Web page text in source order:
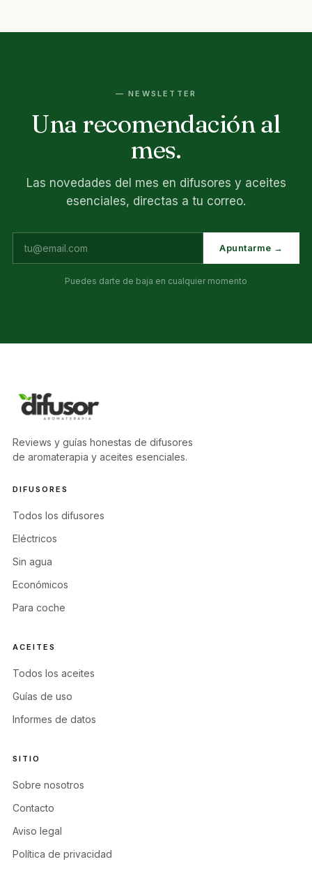
— NEWSLETTER
Una recomendación al
mes.
Las novedades del mes en difusores y aceites
esenciales, directas a tu correo.
Apuntarme →
Puedes darte de baja en cualquier momento
Reviews y guías honestas de difusores
de aromaterapia y aceites esenciales.
DIFUSORES
Todos los difusores
Eléctricos
Sin agua
Económicos
Para coche
ACEITES
Todos los aceites
Guías de uso
Informes de datos
SITIO
Sobre nosotros
Contacto
Aviso legal
Política de privacidad